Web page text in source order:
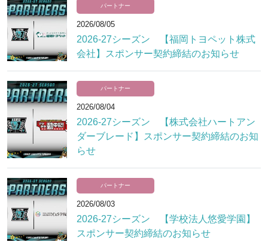
パートナー
2026/08/05
2026-27シーズン 【福岡トヨペット株式
会社】スポンサー契約締結のお知らせ
パートナー
2026/08/04
2026-27シーズン 【株式会社ハートアン
ダーブレード】スポンサー契約締結のお知
らせ
パートナー
2026/08/03
2026-27シーズン 【学校法人悠愛学園】
スポンサー契約締結のお知らせ